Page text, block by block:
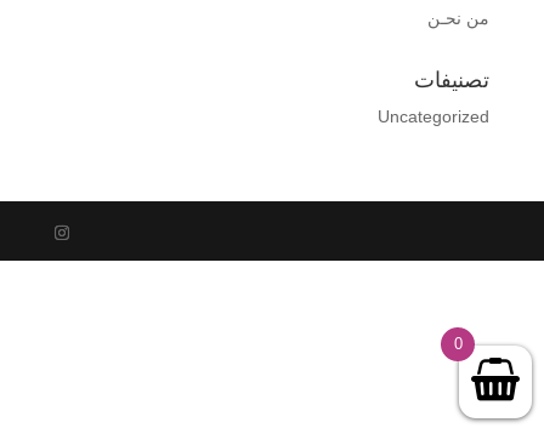
من نحـن
تصنيفات
Uncategorized
0